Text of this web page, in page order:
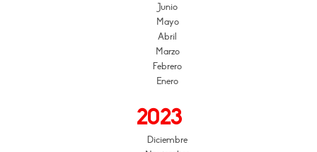
Junio
Mayo
Abril
Marzo
Febrero
Enero
2023
Diciembre